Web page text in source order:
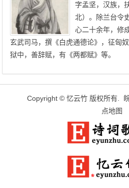
字孟坚，汉族，
北）。除兰台令
心二十余年，修
玄武司马，撰《白虎通德论》，征匈
狱中，善辞赋，有《两都赋》等。
Copyright © 忆云竹 版权所有.
点地图